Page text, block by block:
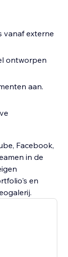
vanaf externe
ontworpen
aan.
Facebook,
in de
en